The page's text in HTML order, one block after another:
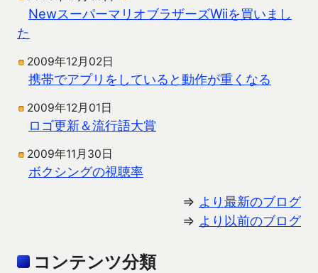
NewスーパーマリオブラザーズWiiを買いまし
た
2009年12月02日
携帯でアプリをしていると動作が重くなる
2009年12月01日
ロゴ更新＆流行語大賞
2009年11月30日
ボクシングの視聴率
⇒ より最新のブログ
⇒ より以前のブログ
コンテンツ分類